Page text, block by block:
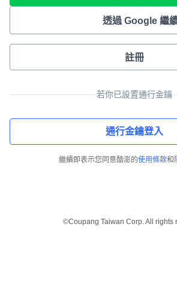
透過 Google 繼
註冊
若你已設置通行金鑰
通行金鑰登入
繼續即表示您同意酷澎的使用條款和
©Coupang Taiwan Corp. All rights